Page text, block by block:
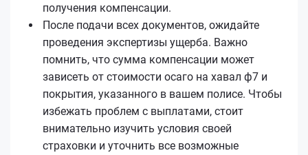
получения компенсации.
После подачи всех документов, ожидайте
проведения экспертизы ущерба. Важно
помнить, что сумма компенсации может
зависеть от стоимости осаго на хавал ф7 и
покрытия, указанного в вашем полисе. Чтобы
избежать проблем с выплатами, стоит
внимательно изучить условия своей
страховки и уточнить все возможные